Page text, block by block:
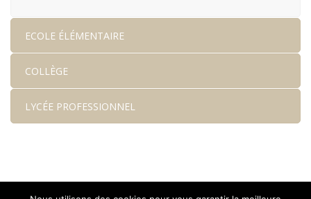
ECOLE ÉLÉMENTAIRE
COLLÈGE
LYCÉE PROFESSIONNEL